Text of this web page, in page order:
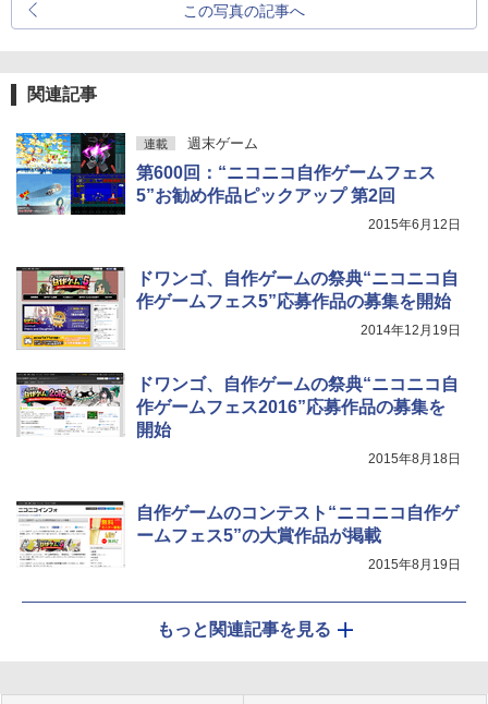
この写真の記事へ
関連記事
連載 週末ゲーム
第600回：“ニコニコ自作ゲームフェス
5”お勧め作品ピックアップ 第2回
2015年6月12日
ドワンゴ、自作ゲームの祭典“ニコニコ自
作ゲームフェス5”応募作品の募集を開始
2014年12月19日
ドワンゴ、自作ゲームの祭典“ニコニコ自
作ゲームフェス2016”応募作品の募集を
開始
2015年8月18日
自作ゲームのコンテスト“ニコニコ自作ゲ
ームフェス5”の大賞作品が掲載
2015年8月19日
もっと関連記事を見る